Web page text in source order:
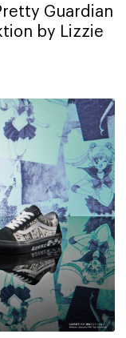
Guardian
by Lizzie